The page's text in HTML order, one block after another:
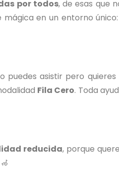
por todos, de esas que
en un entorno
puedes asistir pero
Fila Cero. Toda
reducida, porque